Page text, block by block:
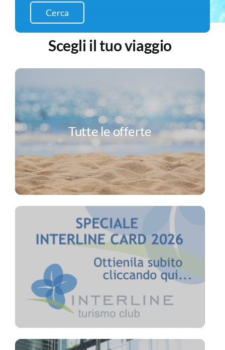
Cerca
Scegli il tuo viaggio
Tutte le offerte